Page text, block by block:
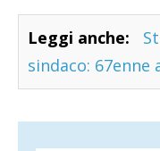
Leggi anche:
sindaco: 67enne